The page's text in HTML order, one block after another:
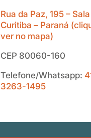
Rua da Paz, 195 –
Curitiba – Paraná
ver no mapa)
CEP 80060-160
Telefone/Whatsapp:
3263-1495